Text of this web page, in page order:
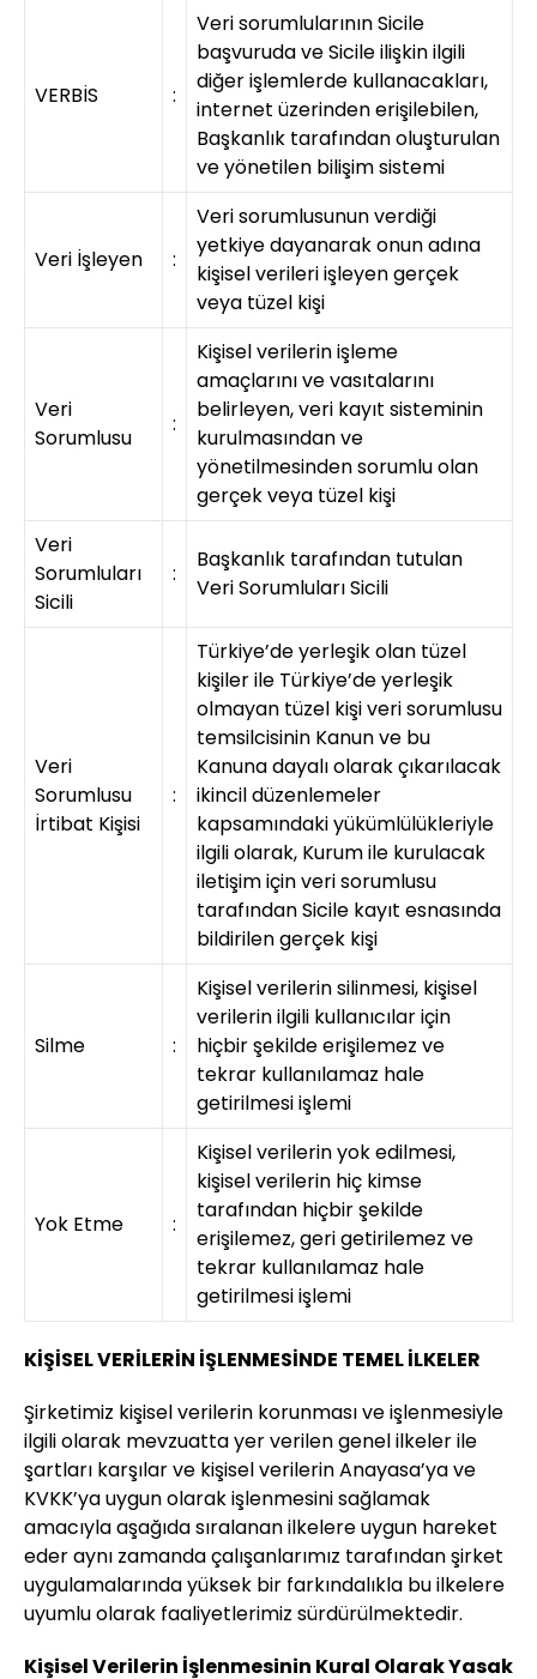
VERBİS :
Veri sorumlularının Sicile
başvuruda ve Sicile ilişkin ilgili
diğer işlemlerde kullanacakları,
internet üzerinden erişilebilen,
Başkanlık tarafından oluşturulan
ve yönetilen bilişim sistemi
Veri İşleyen :
Veri sorumlusunun verdiği
yetkiye dayanarak onun adına
kişisel verileri işleyen gerçek
veya tüzel kişi
Veri
Sorumlusu
:
Kişisel verilerin işleme
amaçlarını ve vasıtalarını
belirleyen, veri kayıt sisteminin
kurulmasından ve
yönetilmesinden sorumlu olan
gerçek veya tüzel kişi
Veri
Sorumluları
Sicili
:
Başkanlık tarafından tutulan
Veri Sorumluları Sicili
Veri
Sorumlusu
İrtibat Kişisi
:
Türkiye’de yerleşik olan tüzel
kişiler ile Türkiye’de yerleşik
olmayan tüzel kişi veri sorumlusu
temsilcisinin Kanun ve bu
Kanuna dayalı olarak çıkarılacak
ikincil düzenlemeler
kapsamındaki yükümlülükleriyle
ilgili olarak, Kurum ile kurulacak
iletişim için veri sorumlusu
tarafından Sicile kayıt esnasında
bildirilen gerçek kişi
Silme :
Kişisel verilerin silinmesi, kişisel
verilerin ilgili kullanıcılar için
hiçbir şekilde erişilemez ve
tekrar kullanılamaz hale
getirilmesi işlemi
Yok Etme :
Kişisel verilerin yok edilmesi,
kişisel verilerin hiç kimse
tarafından hiçbir şekilde
erişilemez, geri getirilemez ve
tekrar kullanılamaz hale
getirilmesi işlemi
KİŞİSEL VERİLERİN İŞLENMESİNDE TEMEL İLKELER
Şirketimiz kişisel verilerin korunması ve işlenmesiyle
ilgili olarak mevzuatta yer verilen genel ilkeler ile
şartları karşılar ve kişisel verilerin Anayasa’ya ve
KVKK’ya uygun olarak işlenmesini sağlamak
amacıyla aşağıda sıralanan ilkelere uygun hareket
eder aynı zamanda çalışanlarımız tarafından şirket
uygulamalarında yüksek bir farkındalıkla bu ilkelere
uyumlu olarak faaliyetlerimiz sürdürülmektedir.
Kişisel Verilerin İşlenmesinin Kural Olarak Yasak